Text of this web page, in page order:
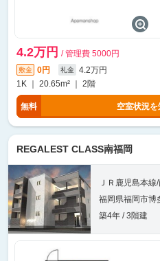
4.2万円 / 管理費 5000円
敷金 0円 礼金
4.2万円
1K ｜ 20.65m² ｜ 2階
無料 空室状況
REGALEST CLASS南福岡
ＪＲ鹿児島本
福岡県福岡市博
築4年 / 3階建